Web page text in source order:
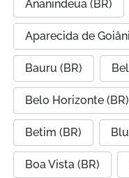
Ananindeua (BR)
Aparecida de
Bauru (BR)
Belo Horizonte (BR)
Betim (BR)
Boa Vista (BR)